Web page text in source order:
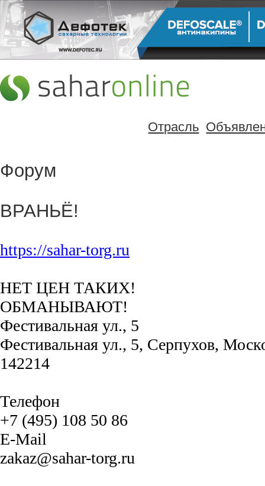
Отрасль
Форум
ВРАНЬЁ!
https://sahar-torg.ru
НЕТ ЦЕН ТАКИХ!
ОБМАНЫВАЮТ!
Фестивальная ул., 5
Фестивальная ул., 5, Серпухов,
142214
Телефон
+7 (495) 108 50 86
E-Mail
zakaz@sahar-torg.ru